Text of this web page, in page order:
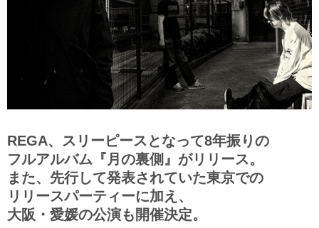
REGA、スリーピースとなって8年振りの
フルアルバム『月の裏側』がリリース。
また、先行して発表されていた東京での
リリースパーティーに加え、
大阪・愛媛の公演も開催決定。